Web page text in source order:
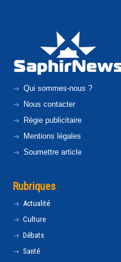
Qui sommes-nous ?
Nous contacter
Régie publicitaire
Mentions légales
Soumettre article
Rubriques
Actualité
Culture
Débats
Santé